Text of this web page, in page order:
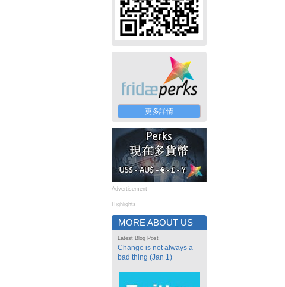
更多詳情
Advertisement
Highlights
MORE ABOUT US
Latest Blog Post
Change is not always a
bad thing (Jan 1)